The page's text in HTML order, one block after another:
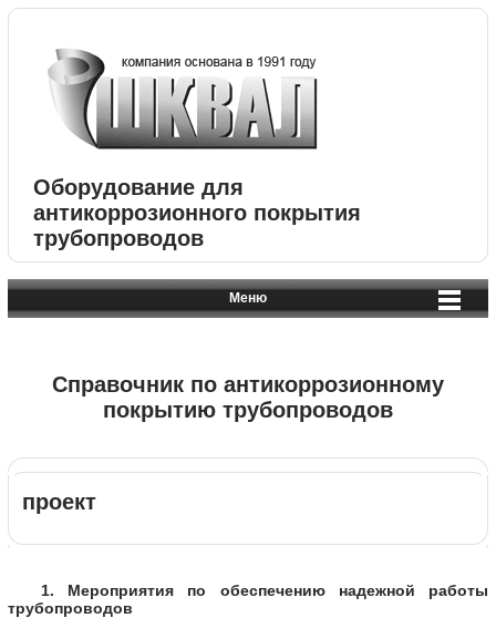
Оборудование для
антикоррозионного покрытия
трубопроводов
Меню
Справочник по антикоррозионному
покрытию трубопроводов
проект
1. Мероприятия по обеспечению надежной работы
трубопроводов